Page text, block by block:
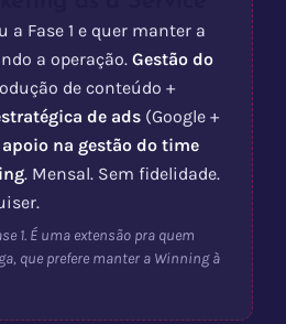
a Fase 1 e quer manter a
a operação. Gestão do
de conteúdo +
de ads (Google +
apoio na gestão do time
. Mensal. Sem fidelidade.
1. É uma extensão pra quem
que prefere manter a Winning à